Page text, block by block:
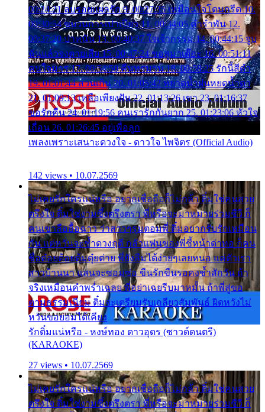
00:24:21 ลบรอยแผลรัก 9. 00:27:35 เหมือนใจโดนกรีด 10.
00:30:54 ขบวนการเปาเปียว 11. 00:34:05 คำรำพัน 12.
00:37:20 ปาหนัน 13. 00:40:37 ใจเจ้ากรรม 14. 00:44:15 จูบ
ฉันแล้วจงตายเสีย 15. 00:47:24 ขอสูมาเต๊อะ 16. 00:51:11
คนใจมาร 17. 00:54:50 คืนทรมาน 18. 00:58:25 รักนี้สีดำ
19. 01:01:44 ส่วนเกิน 20. 01:05:42 หยาดน้ำฝนหยดน้ำตา
21. 01:09:13 เหลือเพียงฝัน 22. 01:13:26 เขา 23. 01:16:37
ขอรักคืน 24. 01:19:56 คนเรารักกันยาก 25. 01:23:06 หัวใจ
เถื่อน 26. 01:26:45 อยู่เพื่อลูก
เพลงเพราะเสนาะดวงใจ - ดาวใจ ไพจิตร (Official Audio)
142 views • 10.07.2569
ไม่เคยรักใครแน่หรือ อยากเชื่อถือก็ไม่กล้า ติ๋มใช่คนสวย
ตรึงใจ ติ๋มใช่งามซึ้งตรึงตรา พี่หรือจะมาหมายร่วมชีวี ก็
คนเขาลืออื้อฉาว ว่าสาวๆรุมตอมพี่ ติ๋มอยากรับรักเหมือน
กัน แต่หวั่นจะช้ำดวงฤดี กลัวแฟนของพี่ชี้หน้าด่าทอ ก็คน
ชื่อต๋อยต้อยตุ้มตุ๋ยต่าย พี่ยังลืมได้ง่ายๆเลยหนอ แค่ตัวเรา
สาวบ้านนา แสนจะซอมซ่อ ขืนรักขืนรอคงช้ำสักวัน ถ้า
จริงเหมือนคำพร่ำเฉลย พี่อย่าเฉยรีบมาหมั้น ถ้าพี่สู่ขอ
ตามธรรมเนียม ติ๋มจะเตรียมรับเกลียวสัมพันธ์ ผิดหวังไม่
หวั่นขอยอมได้เคียง
รักติ๋มแน่หรือ - หงษ์ทอง ดาวอุดร (ซาวด์ดนตรี)
(KARAOKE)
27 views • 10.07.2569
ไม่เคยรักใครแน่หรือ อยากเชื่อถือก็ไม่กล้า ติ๋มใช่คนสวย
ตรึงใจ ติ๋มใช่งามซึ้งตรึงตรา พี่หรือจะมาหมายร่วมชีวี ก็